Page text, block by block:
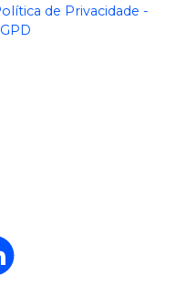
de Privacidade -